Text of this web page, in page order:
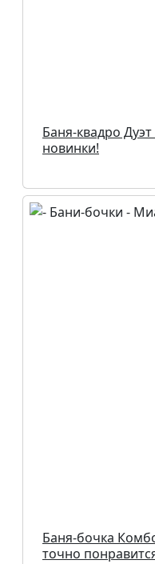
Баня-квадро
новинки!
Баня-бочка
точно